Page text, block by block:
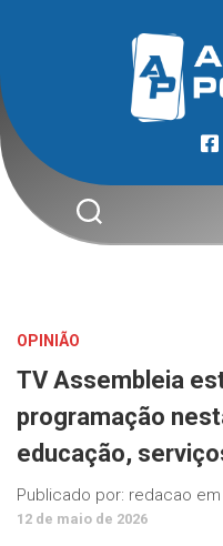
OPINIÃO
TV Assembleia
programação
educação,
Publicado por: redacao em
12 de maio de 2026